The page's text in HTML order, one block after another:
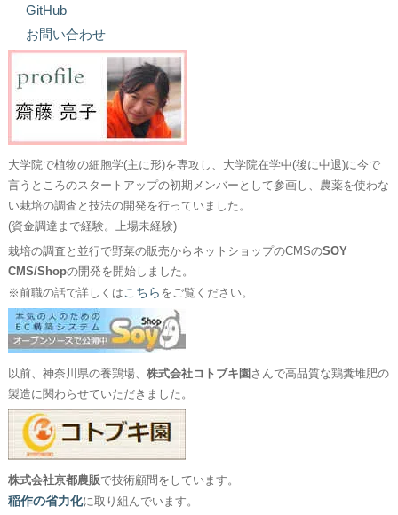
GitHub
お問い合わせ
大学院で植物の細胞学(主に形)を専攻し、大学院在学中(後に中退)に今で
言うところのスタートアップの初期メンバーとして参画し、農薬を使わな
い栽培の調査と技法の開発を行っていました。
(資金調達まで経験。上場未経験)
栽培の調査と並行で野菜の販売からネットショップのCMSのSOY
CMS/Shopの開発を開始しました。
※前職の話で詳しくはこちら をご覧ください。
以前、神奈川県の養鶏場、 株式会社コトブキ園 さんで高品質な鶏糞堆肥の
製造に関わらせていただきました。
株式会社京都農販で技術顧問をしています。
稲作の省力化に取り組んでいます。